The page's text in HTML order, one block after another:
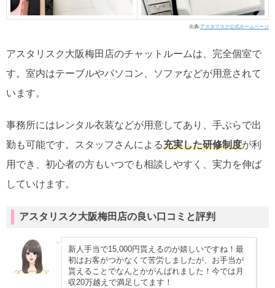
出典:アスタリスク公式ホームページ
アスタリスク大阪梅田店のチャットルームは、完全個室で
す。室内はテーブルやパソコン、ソファなどが用意されて
います。
事務所にはレンタル衣装などが用意してあり、手ぶらで出
勤も可能です。スタッフさんによる充実した研修制度が利
用でき、初心者の方もいつでも相談しやすく、実力を伸ば
していけます。
アスタリスク大阪梅田店の良い口コミと評判
新人手当で15,000円貰えるのが嬉しいですね！最
初はお客がつかなくて苦労しましたが、お手当が
貰えることでなんとかがんばれました！今では月
収20万越えで満足してます！